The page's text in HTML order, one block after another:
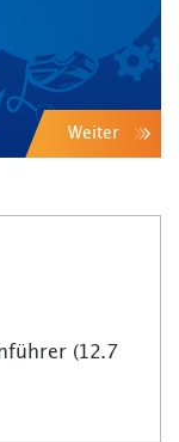
Weiter
(12.7